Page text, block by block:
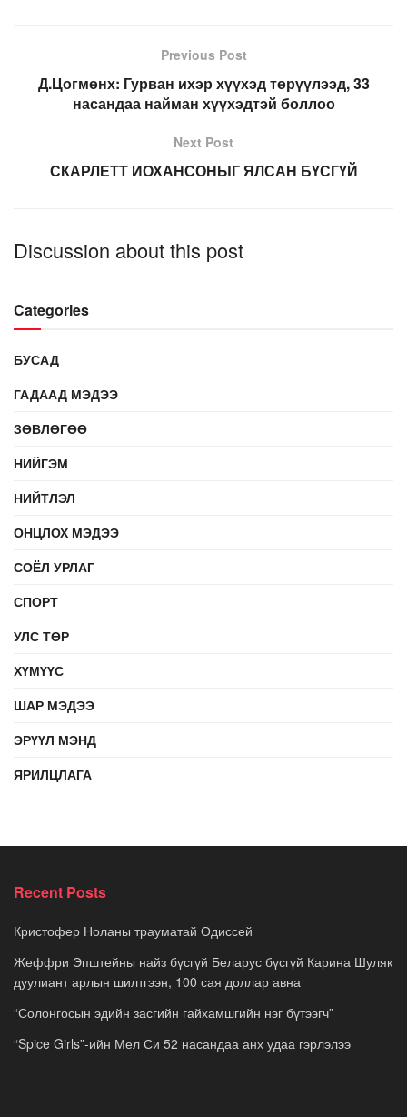
Previous Post
Д.Цогмөнх: Гурван ихэр хүүхэд төрүүлээд, 33
насандаа найман хүүхэдтэй боллоо
Next Post
СКАРЛЕТТ ИОХАНСОНЫГ ЯЛСАН БҮСГҮЙ
Discussion about this post
Categories
БУСАД
ГАДААД МЭДЭЭ
ЗӨВЛӨГӨӨ
НИЙГЭМ
НИЙТЛЭЛ
ОНЦЛОХ МЭДЭЭ
СОЁЛ УРЛАГ
СПОРТ
УЛС ТӨР
ХҮМҮҮС
ШАР МЭДЭЭ
ЭРҮҮЛ МЭНД
ЯРИЛЦЛАГА
Recent Posts
Кристофер Ноланы трауматай Одиссей
Жеффри Эпштейны найз бүсгүй Беларус бүсгүй Карина Шуляк
дуулиант арлын шилтгээн, 100 сая доллар авна
“Солонгосын эдийн засгийн гайхамшгийн нэг бүтээгч”
“Spice Girls”-ийн Мел Си 52 насандаа анх удаа гэрлэлээ